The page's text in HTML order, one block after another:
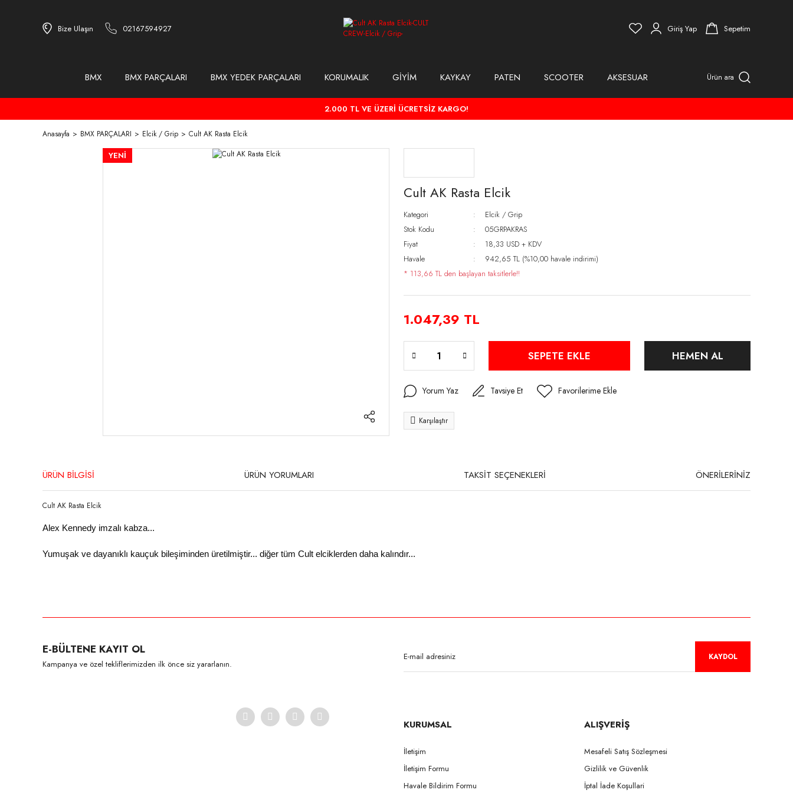
Bize Ulaşın 02167594927 Giriş Yap Sepetim
BMX BMX PARÇALARI BMX YEDEK PARÇALARI KORUMALIK GİYİM KAYKAY PATEN SCOOTER AKSESUAR Ürün ara
2.000 TL VE ÜZERİ ÜCRETSİZ KARGO!
Anasayfa BMX PARÇALARI Elcik / Grip Cult AK Rasta Elcik
YENİ
Cult AK Rasta Elcik
Kategori
Elcik / Grip
Stok Kodu
05GRPAKRAS
Fiyat
18,33 USD + KDV
Havale
942,65 TL (%10,00 havale indirimi)
* 113,66 TL den başlayan taksitlerle!!
1.047,39 TL
SEPETE EKLE HEMEN AL
Yorum Yaz Tavsiye Et
Karşılaştır
ÜRÜN BİLGİSİ ÜRÜN YORUMLARI TAKSİT SEÇENEKLERİ ÖNERİLERİNİZ
Cult AK Rasta Elcik
Alex Kennedy imzalı kabza...
Yumuşak ve dayanıklı kauçuk bileşiminden üretilmiştir... diğer tüm Cult elciklerden daha kalındır...
Ürün açıklamasında eksik bilgiler bulunuyor.
Ürün bilgilerinde hatalar bulunuyor.
E-BÜLTENE KAYIT OL
Kampanya ve özel tekliflerimizden ilk önce siz yararlanın.
KAYDOL
KURUMSAL
İletişim
İletişim Formu
Havale Bildirim Formu
ALIŞVERİŞ
Mesafeli Satış Sözleşmesi
Gizlilik ve Güvenlik
İptal İade Koşullari